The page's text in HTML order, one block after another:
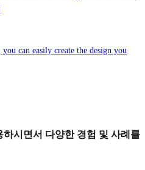
can easily create the design you
시면서 다양한 경험 및 사례를